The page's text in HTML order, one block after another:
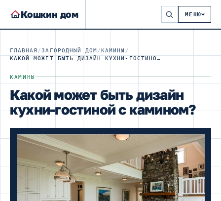
Кошкин дом МЕНЮ
ГЛАВНАЯ /ЗАГОРОДНЫЙ ДОМ /КАМИНЫ /
КАКОЙ МОЖЕТ БЫТЬ ДИЗАЙН КУХНИ-ГОСТИНОЙ С КАМИНОМ?
КАМИНЫ
Какой может быть дизайн
кухни-гостиной с камином?